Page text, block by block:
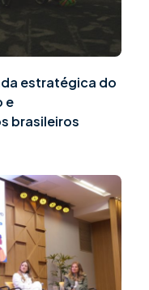
estratégica do
e
brasileiros